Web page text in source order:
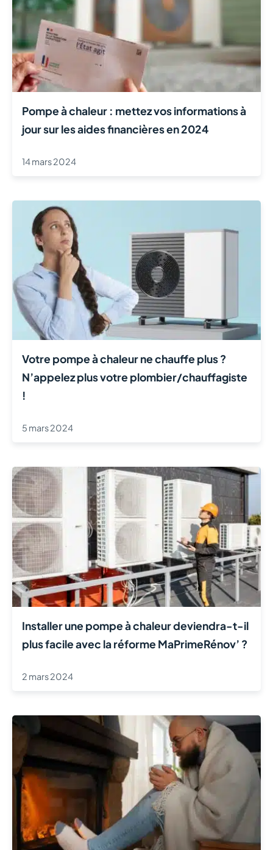
Pompe à chaleur : mettez vos informations à
jour sur les aides financières en 2024
14 mars 2024
Votre pompe à chaleur ne chauffe plus ?
N’appelez plus votre plombier/chauffagiste
!
5 mars 2024
Installer une pompe à chaleur deviendra-t-il
plus facile avec la réforme MaPrimeRénov’ ?
2 mars 2024